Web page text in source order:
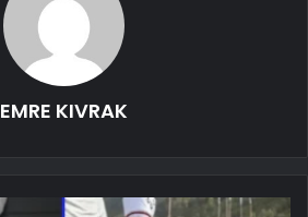
EMRE KIVRAK